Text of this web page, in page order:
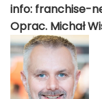
info: franchise-
Oprac. Michał